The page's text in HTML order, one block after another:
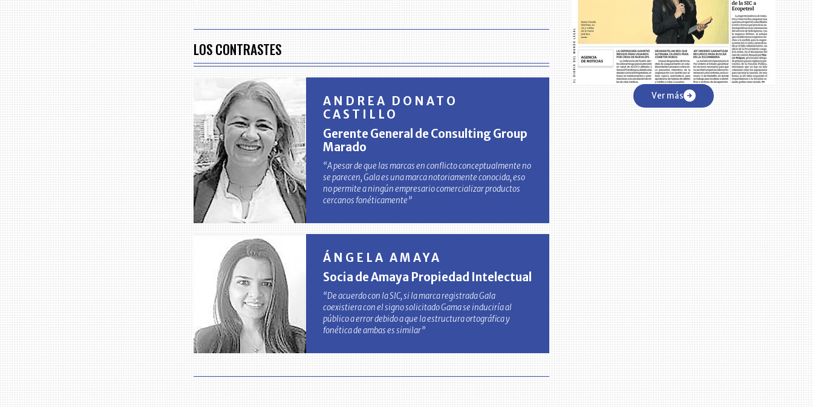
LOS CONTRASTES
ANDREA DONATO
CASTILLO
Gerente General de Consulting Group
Marado
“A pesar de que las marcas en conflicto conceptualmente no
se parecen, Gala es una marca notoriamente conocida, eso
no permite a ningún empresario comercializar productos
cercanos fonéticamente”
ÁNGELA AMAYA
Socia de Amaya Propiedad Intelectual
“De acuerdo con la SIC, si la marca registrada Gala
coexistiera con el signo solicitado Gama se induciría al
público a error debido a que la estructura ortográfica y
fonética de ambas es similar”
Ver más